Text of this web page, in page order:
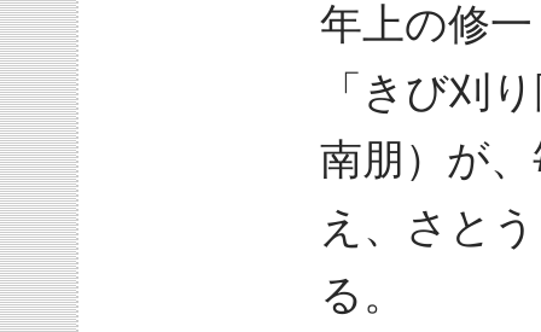
年上の修
「きび刈
南朋）が
え、さと
る。